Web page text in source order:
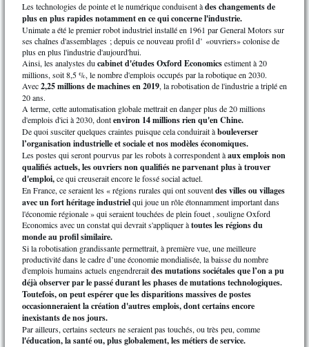
Les technologies de pointe et le numérique conduisent àdes changements de
plus en plus rapides notamment en ce qui concerne l'industrie.
Unimate a été le premier robot industriel installé en 1961 par General Motors sur
ses chaînes d'assemblages ; depuis ce nouveau profil d’ «ouvriers» colonise de
plus en plus l'industrie d'aujourd'hui.
Ainsi, les analystes du cabinet d'études Oxford Economicsestiment à 20
millions, soit 8,5 %, le nombre d'emplois occupés par la robotique en 2030.
Avec2,25 millions de machines en 2019, la robotisation de l'industrie a triplé en
20 ans.
A terme, cette automatisation globale mettrait en danger plus de 20 millions
d'emplois d'ici à 2030, dontenviron 14 millions rien qu'en Chine.
De quoi susciter quelques craintes puisque cela conduirait àbouleverser
l’organisation industrielle et sociale et nos modèles économiques.
Les postes qui seront pourvus par les robots à correspondent àaux emplois non
qualifiés actuels, les ouvriers non qualifiés ne parvenant plus à trouver
d'emploi,ce qui creuserait encore le fossé social actuel.
En France, ce seraient les « régions rurales qui ont souventdes villes ou villages
avec un fort héritage industrielqui joue un rôle étonnamment important dans
l'économie régionale » qui seraient touchées de plein fouet , souligne Oxford
Economics avec un constat qui devrait s'appliquer àtoutes les régions du
monde au profil similaire.
Si la robotisation grandissante permettrait, à première vue, une meilleure
productivité dans le cadre d’une économie mondialisée, la baisse du nombre
d'emplois humains actuels engendreraitdes mutations sociétales que l’on a pu
déjà observer par le passé durant les phases de mutations technologiques.
Toutefois, on peut espérer que les disparitions massives de postes
occasionneraient la création d'autres emplois, dont certains encore
inexistants de nos jours.
Par ailleurs, certains secteurs ne seraient pas touchés, ou très peu, comme
l'éducation, la santé ou, plus globalement, les métiers de service.